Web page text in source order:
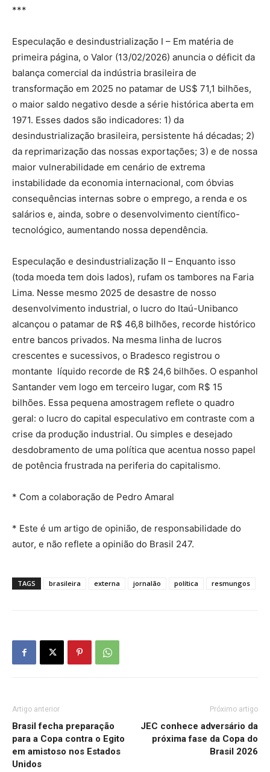
***
Especulação e desindustrialização I – Em matéria de
primeira página, o Valor (13/02/2026) anuncia o déficit da
balança comercial da indústria brasileira de
transformação em 2025 no patamar de US$ 71,1 bilhões,
o maior saldo negativo desde a série histórica aberta em
1971. Esses dados são indicadores: 1) da
desindustrialização brasileira, persistente há décadas; 2)
da reprimarização das nossas exportações; 3) e de nossa
maior vulnerabilidade em cenário de extrema
instabilidade da economia internacional, com óbvias
consequências internas sobre o emprego, a renda e os
salários e, ainda, sobre o desenvolvimento científico-
tecnológico, aumentando nossa dependência.
Especulação e desindustrialização II – Enquanto isso
(toda moeda tem dois lados), rufam os tambores na Faria
Lima. Nesse mesmo 2025 de desastre de nosso
desenvolvimento industrial, o lucro do Itaú-Unibanco
alcançou o patamar de R$ 46,8 bilhões, recorde histórico
entre bancos privados. Na mesma linha de lucros
crescentes e sucessivos, o Bradesco registrou o
montante líquido recorde de R$ 24,6 bilhões. O espanhol
Santander vem logo em terceiro lugar, com R$ 15
bilhões. Essa pequena amostragem reflete o quadro
geral: o lucro do capital especulativo em contraste com a
crise da produção industrial. Ou simples e desejado
desdobramento de uma política que acentua nosso papel
de potência frustrada na periferia do capitalismo.
* Com a colaboração de Pedro Amaral
* Este é um artigo de opinião, de responsabilidade do
autor, e não reflete a opinião do Brasil 247.
TAGS brasileira externa jornalão política resmungos
Artigo anterior
Brasil fecha preparação
para a Copa contra o Egito
em amistoso nos Estados
Unidos
Próximo artigo
JEC conhece adversário da
próxima fase da Copa do
Brasil 2026